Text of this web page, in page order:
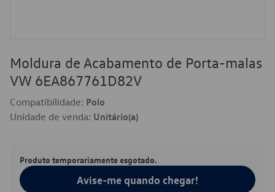
Moldura de Acabamento de Porta-malas
VW 6EA867761D82V
Compatibilidade: Polo
Unidade de venda: Unitário(a)
Produto temporariamente esgotado.
Avise-me quando chegar!